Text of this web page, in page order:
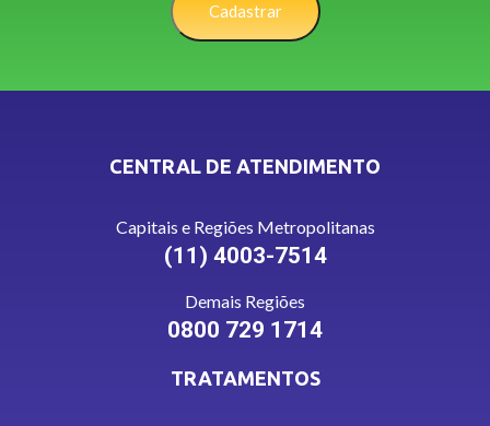
Cadastrar
CENTRAL DE ATENDIMENTO
Capitais e Regiões Metropolitanas
(11) 4003-7514
Demais Regiões
0800 729 1714
TRATAMENTOS